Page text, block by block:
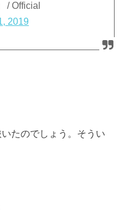
/ Official
2019
たのでしょう。そうい